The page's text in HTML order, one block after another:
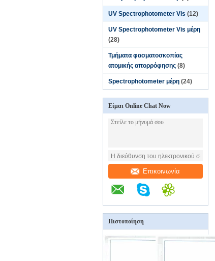
UV Spectrophotometer Vis (12)
UV Spectrophotometer Vis μέρη
(28)
Τμήματα φασματοσκοπίας
ατομικής απορρόφησης (8)
Spectrophotometer μέρη (24)
Είμαι Online Chat Now
Επικοινωνία
Πιστοποίηση